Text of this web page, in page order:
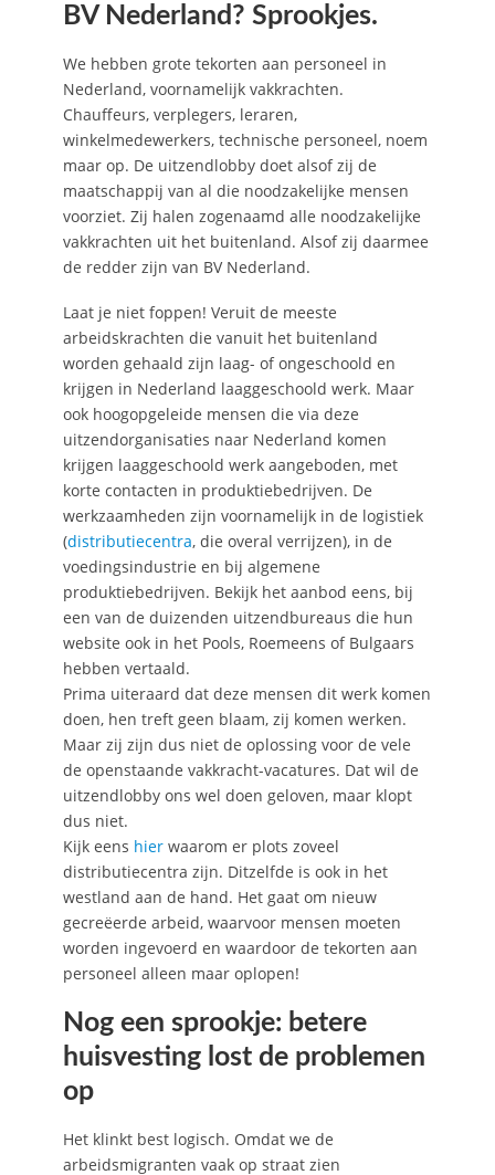
BV Nederland? Sprookjes.
We hebben grote tekorten aan personeel in
Nederland, voornamelijk vakkrachten.
Chauffeurs, verplegers, leraren,
winkelmedewerkers, technische personeel, noem
maar op. De uitzendlobby doet alsof zij de
maatschappij van al die noodzakelijke mensen
voorziet. Zij halen zogenaamd alle noodzakelijke
vakkrachten uit het buitenland. Alsof zij daarmee
de redder zijn van BV Nederland.
Laat je niet foppen! Veruit de meeste
arbeidskrachten die vanuit het buitenland
worden gehaald zijn laag- of ongeschoold en
krijgen in Nederland laaggeschoold werk. Maar
ook hoogopgeleide mensen die via deze
uitzendorganisaties naar Nederland komen
krijgen laaggeschoold werk aangeboden, met
korte contacten in produktiebedrijven. De
werkzaamheden zijn voornamelijk in de logistiek
(distributiecentra, die overal verrijzen), in de
voedingsindustrie en bij algemene
produktiebedrijven. Bekijk het aanbod eens, bij
een van de duizenden uitzendbureaus die hun
website ook in het Pools, Roemeens of Bulgaars
hebben vertaald.
Prima uiteraard dat deze mensen dit werk komen
doen, hen treft geen blaam, zij komen werken.
Maar zij zijn dus niet de oplossing voor de vele
de openstaande vakkracht-vacatures. Dat wil de
uitzendlobby ons wel doen geloven, maar klopt
dus niet.
Kijk eens hierwaarom er plots zoveel
distributiecentra zijn. Ditzelfde is ook in het
westland aan de hand. Het gaat om nieuw
gecreëerde arbeid, waarvoor mensen moeten
worden ingevoerd en waardoor de tekorten aan
personeel alleen maar oplopen!
Nog een sprookje: betere
huisvesting lost de problemen
op
Het klinkt best logisch. Omdat we de
arbeidsmigranten vaak op straat zien